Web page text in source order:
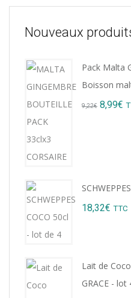
Nouveaux
Pack Malta
Boisson
9,22€ Original
8,99€
18,32€ TTC
Lait de
GRACE - lot